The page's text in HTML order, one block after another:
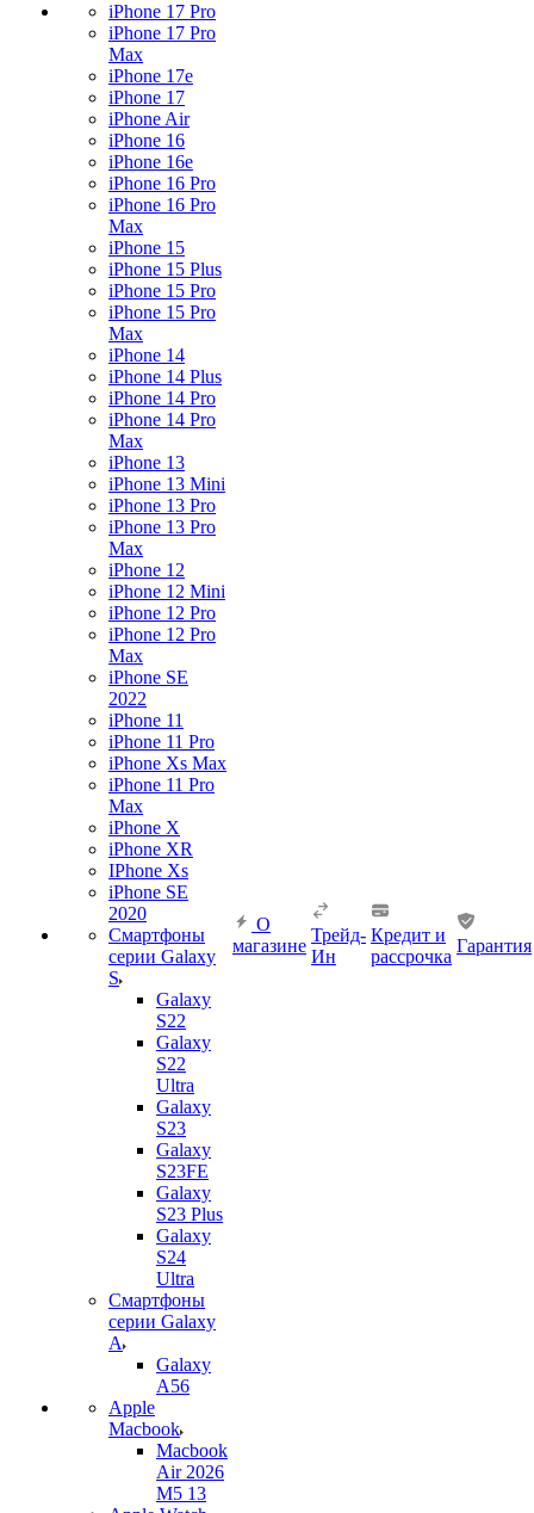
iPhone 17 Pro
iPhone 17 Pro
Max
iPhone 17e
iPhone 17
iPhone Air
iPhone 16
iPhone 16e
iPhone 16 Pro
iPhone 16 Pro
Max
iPhone 15
iPhone 15 Plus
iPhone 15 Pro
iPhone 15 Pro
Max
iPhone 14
iPhone 14 Plus
iPhone 14 Pro
iPhone 14 Pro
Max
iPhone 13
iPhone 13 Mini
iPhone 13 Pro
iPhone 13 Pro
Max
iPhone 12
iPhone 12 Mini
iPhone 12 Pro
iPhone 12 Pro
Max
iPhone SE
2022
iPhone 11
iPhone 11 Pro
iPhone Xs Max
iPhone 11 Pro
Max
iPhone X
iPhone XR
IPhone Xs
iPhone SE
2020
Смартфоны
серии Galaxy
S
Galaxy
S22
Galaxy
S22
Ultra
Galaxy
S23
Galaxy
S23FE
Galaxy
S23 Plus
Galaxy
S24
Ultra
Смартфоны
серии Galaxy
A
Galaxy
A56
Apple
Macbook
Macbook
Air 2026
M5 13
О
магазине
Трейд-
Ин
Кредит и
рассрочка
Гарантия